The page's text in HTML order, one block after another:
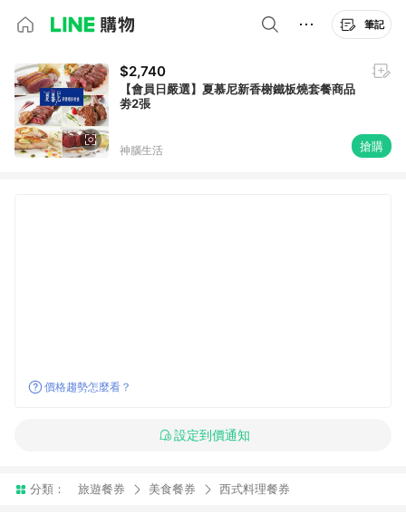
筆記
$2,740
【會員日嚴選】夏慕尼新香榭鐵板燒套餐商品
劵2張
神腦生活 搶購
價格趨勢怎麼看？
設定到價通知
分類： 旅遊餐券 美食餐券 西式料理餐券